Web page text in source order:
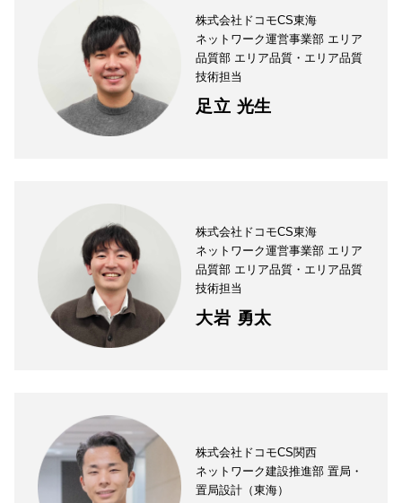
株式会社ドコモCS東海
ネットワーク運営事業部 エリア
品質部 エリア品質・エリア品質
技術担当
足立 光生
株式会社ドコモCS東海
ネットワーク運営事業部 エリア
品質部 エリア品質・エリア品質
技術担当
大岩 勇太
株式会社ドコモCS関西
ネットワーク建設推進部 置局・
置局設計（東海）